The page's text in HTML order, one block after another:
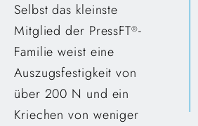
Selbst das kleinste
Mitglied der PressFT®-
Familie weist eine
Auszugsfestigkeit von
über 200 N und ein
Kriechen von weniger